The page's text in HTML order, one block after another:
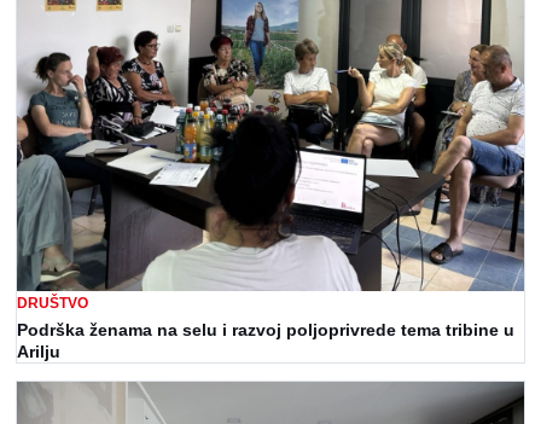
DRUŠTVO
Podrška ženama na selu i razvoj poljoprivrede tema tribine u
Arilju